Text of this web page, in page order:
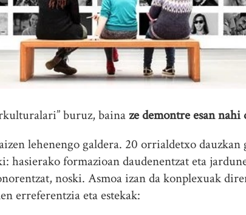
buruz, bainaze demontre esan
lehenengo galdera. 20 orrialdetxo dauzkan
hasierako formazioan daudenentzat eta
noski. Asmoa izan da konplexuak
erreferentzia eta estekak: